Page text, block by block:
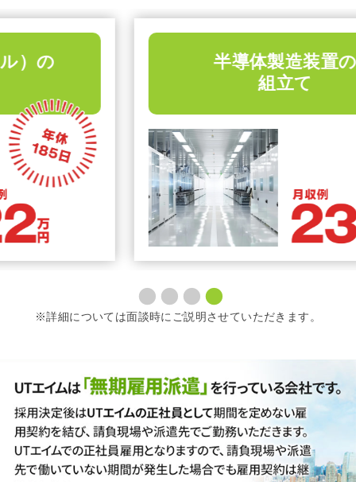
半導体製造装置の
※詳細については面談時にご説明させていただきます。